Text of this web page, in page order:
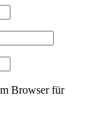
Browser für